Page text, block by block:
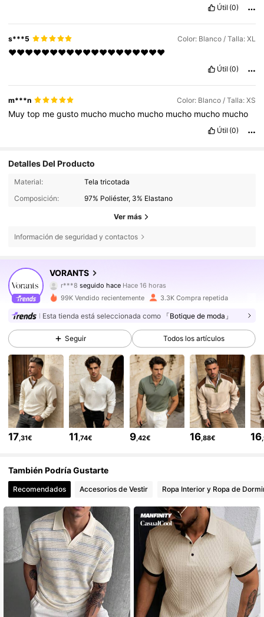
Útil (0)
s***5 Color: Blanco / Talla: XL
❤️❤️❤️❤️❤️❤️❤️❤️❤️❤️❤️❤️❤️❤️❤️❤️❤️❤️❤️
Útil (0)
m***n Color: Blanco / Talla: XS
Muytop megusto mucho mucho mucho mucho mucho mucho
Útil (0)
Detalles Del Producto
Material:
Tela tricotada
Composición:
97% Poliéster, 3% Elastano
Ver más
Información de seguridad y contactos
VORANTS
r***8seguido hace
4***6 está navegando
4,61
7.8K Seguidores
4,61 7.8K Seguidores
4,61 7.8K Seguidores
4,61 7.8K Seguidores
4,61 7.8K Seguidores
4,61 7.8K Seguidores
4,61 7.8K Seguidores
4,61 7.8K Seguidores
99K Vendido recientemente 3.3K Compra repetida
Esta tienda está seleccionada como 「Botique de moda」
Seguir Todos los artículos
17,31€ 11,74€ 9,42€ 16,88€ 16
También Podría Gustarte
Recomendados Accesorios de Vestir Ropa Interior y Ropa de